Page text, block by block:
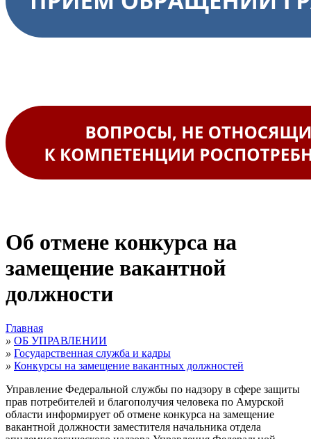
Об отмене конкурса на
замещение вакантной
должности
Главная
» ОБ УПРАВЛЕНИИ
» Государственная служба и кадры
» Конкурсы на замещение вакантных должностей
Управление Федеральной службы по надзору в сфере защиты
прав потребителей и благополучия человека по Амурской
области информирует об отмене конкурса на замещение
вакантной должности заместителя начальника отдела